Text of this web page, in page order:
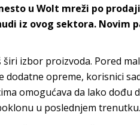
u Wolt mreži po
iz ovog sektora. Novim
izbor proizvoda. Pored
dodatne opreme, korisnici
omogućava da lako dođu
u poslednjem trenutku.